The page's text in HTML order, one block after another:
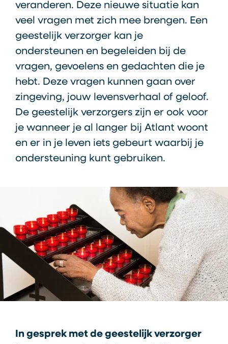
veranderen. Deze nieuwe situatie kan
veel vragen met zich mee brengen. Een
geestelijk verzorger kan je
ondersteunen en begeleiden bij de
vragen, gevoelens en gedachten die je
hebt. Deze vragen kunnen gaan over
zingeving, jouw levensverhaal of geloof.
De geestelijk verzorgers zijn er ook voor
je wanneer je al langer bij Atlant woont
en er in je leven iets gebeurt waarbij je
ondersteuning kunt gebruiken.
In gesprek met de geestelijk verzorger